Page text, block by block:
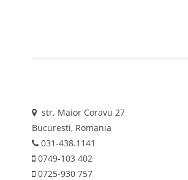
str. Maior Coravu 27
Bucuresti, Romania
031-438.1141
0749-103 402
0725-930 757